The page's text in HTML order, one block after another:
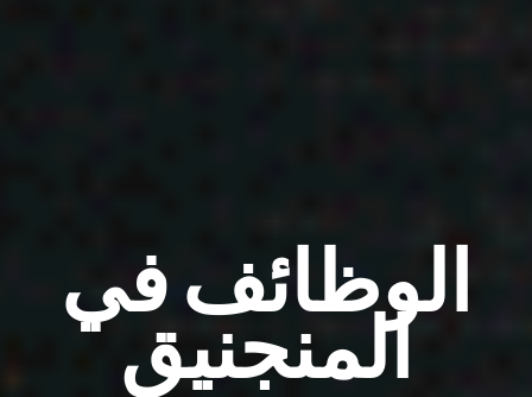
الوظائف في
المنجنيق